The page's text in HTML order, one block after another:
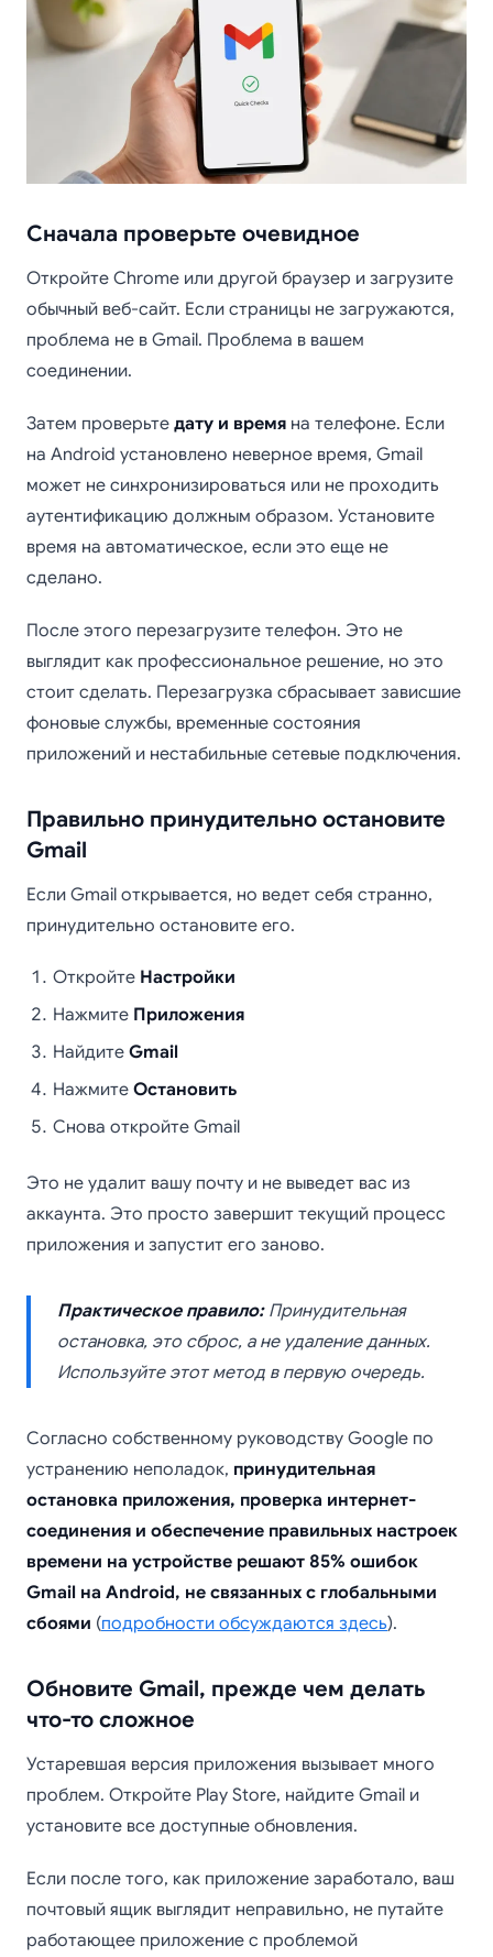
Сначала проверьте очевидное
Откройте Chrome или другой браузер и загрузите
обычный веб-сайт. Если страницы не загружаются,
проблема не в Gmail. Проблема в вашем
соединении.
Затем проверьте дату и время на телефоне. Если
на Android установлено неверное время, Gmail
может не синхронизироваться или не проходить
аутентификацию должным образом. Установите
время на автоматическое, если это еще не
сделано.
После этого перезагрузите телефон. Это не
выглядит как профессиональное решение, но это
стоит сделать. Перезагрузка сбрасывает зависшие
фоновые службы, временные состояния
приложений и нестабильные сетевые подключения.
Правильно принудительно остановите
Gmail
Если Gmail открывается, но ведет себя странно,
принудительно остановите его.
Откройте Настройки
Нажмите Приложения
Найдите Gmail
Нажмите Остановить
Снова откройте Gmail
Это не удалит вашу почту и не выведет вас из
аккаунта. Это просто завершит текущий процесс
приложения и запустит его заново.
Практическое правило:Принудительная
остановка, это сброс, а не удаление данных.
Используйте этот метод в первую очередь.
Согласно собственному руководству Google по
устранению неполадок, принудительная
остановка приложения, проверка интернет-
соединения и обеспечение правильных настроек
времени на устройстве решают 85% ошибок
Gmail на Android, не связанных с глобальными
сбоями (подробности обсуждаются здесь).
Обновите Gmail, прежде чем делать
что-то сложное
Устаревшая версия приложения вызывает много
проблем. Откройте Play Store, найдите Gmail и
установите все доступные обновления.
Если после того, как приложение заработало, ваш
почтовый ящик выглядит неправильно, не путайте
работающее приложение с проблемой